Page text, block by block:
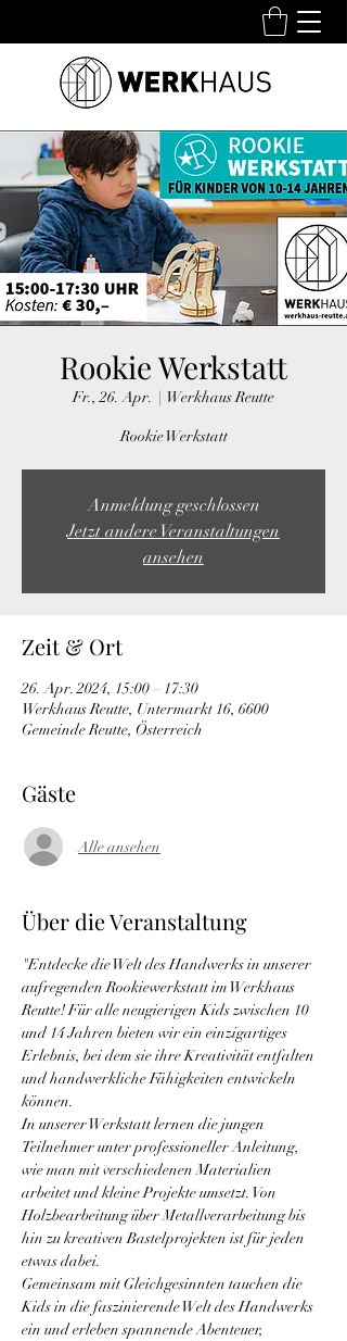
Rookie Werkstatt
Fr., 26. Apr.
  |
Werkhaus Reutte
Rookie Werkstatt
Anmeldung geschlossen
Jetzt andere Veranstaltungen
ansehen
Zeit & Ort
26. Apr. 2024, 15:00 – 17:30
Werkhaus Reutte, Untermarkt 16, 6600
Gemeinde Reutte, Österreich
Gäste
Alle ansehen
Über die Veranstaltung
"Entdecke die Welt des Handwerks in unserer
aufregenden Rookiewerkstatt im Werkhaus
Reutte! Für alle neugierigen Kids zwischen 10
und 14 Jahren bieten wir ein einzigartiges
Erlebnis, bei dem sie ihre Kreativität entfalten
und handwerkliche Fähigkeiten entwickeln
können.
In unserer Werkstatt lernen die jungen
Teilnehmer unter professioneller Anleitung,
wie man mit verschiedenen Materialien
arbeitet und kleine Projekte umsetzt. Von
Holzbearbeitung über Metallverarbeitung bis
hin zu kreativen Bastelprojekten ist für jeden
etwas dabei.
Gemeinsam mit Gleichgesinnten tauchen die
Kids in die faszinierende Welt des Handwerks
ein und erleben spannende Abenteuer,